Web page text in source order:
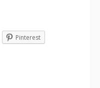
Pinterest